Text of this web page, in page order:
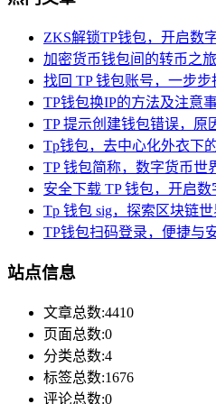
ZKS解锁TP钱包，开启数
加密货币钱包间的转币之
找回 TP 钱包账号，一步步
TP钱包换IP的方法及注意
TP 提示创建钱包错误，原
Tp钱包，去中心化外衣下
TP 钱包简称，数字货币世
安全下载 TP 钱包，开启
Tp 钱包 sig，探索区块链
TP钱包扫码登录，便捷与
站点信息
文章总数:4410
页面总数:0
分类总数:4
标签总数:1676
评论总数:0